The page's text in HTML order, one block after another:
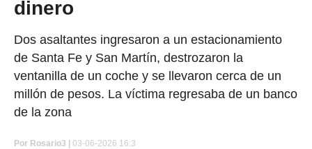
dinero
Dos asaltantes ingresaron a un estacionamiento
de Santa Fe y San Martín, destrozaron la
ventanilla de un coche y se llevaron cerca de un
millón de pesos. La víctima regresaba de un banco
de la zona
Por Rosario3 | 03-06-2026 16:3